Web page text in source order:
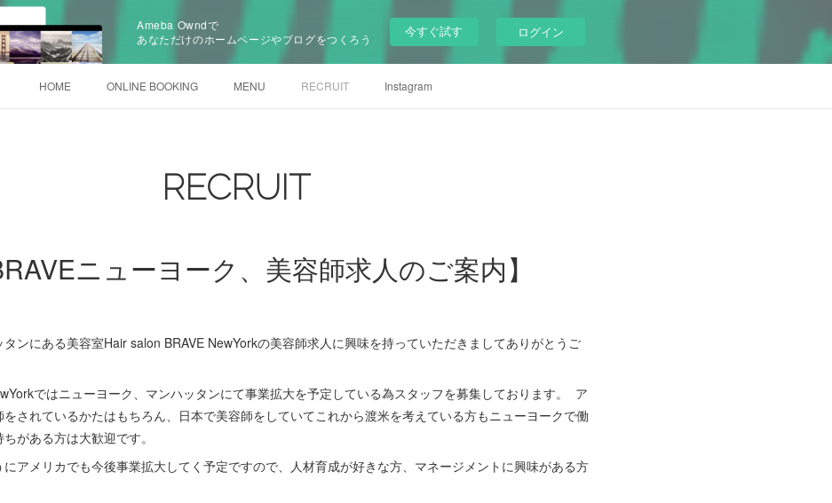
Ameba Owndで
あなただけのホームページやブログをつくろう
今すぐ試す ログイン
HOME ONLINE BOOKING MENU RECRUIT Instagram
RECRUIT
ニューヨーク、美容師求人のご案内】
ンにある美容室Hair salon BRAVE NewYorkの美容師求人に興味を持っていただきましてありがとうご
ではニューヨーク、マンハッタンにて事業拡大を予定している為スタッフを募集しております。 ア
されているかたはもちろん、日本で美容師をしていてこれから渡米を考えている方もニューヨークで働
がある方は大歓迎です。
アメリカでも今後事業拡大してく予定ですので、人材育成が好きな方、マネージメントに興味がある方